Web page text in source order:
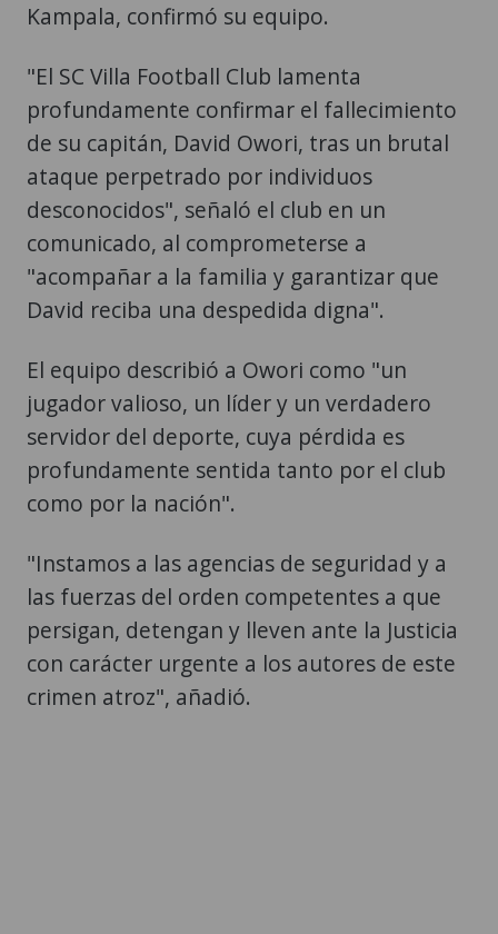
Kampala, confirmó su equipo.
"El SC Villa Football Club lamenta
profundamente confirmar el fallecimiento
de su capitán, David Owori, tras un brutal
ataque perpetrado por individuos
desconocidos", señaló el club en un
comunicado, al comprometerse a
"acompañar a la familia y garantizar que
David reciba una despedida digna".
El equipo describió a Owori como "un
jugador valioso, un líder y un verdadero
servidor del deporte, cuya pérdida es
profundamente sentida tanto por el club
como por la nación".
"Instamos a las agencias de seguridad y a
las fuerzas del orden competentes a que
persigan, detengan y lleven ante la Justicia
con carácter urgente a los autores de este
crimen atroz", añadió.